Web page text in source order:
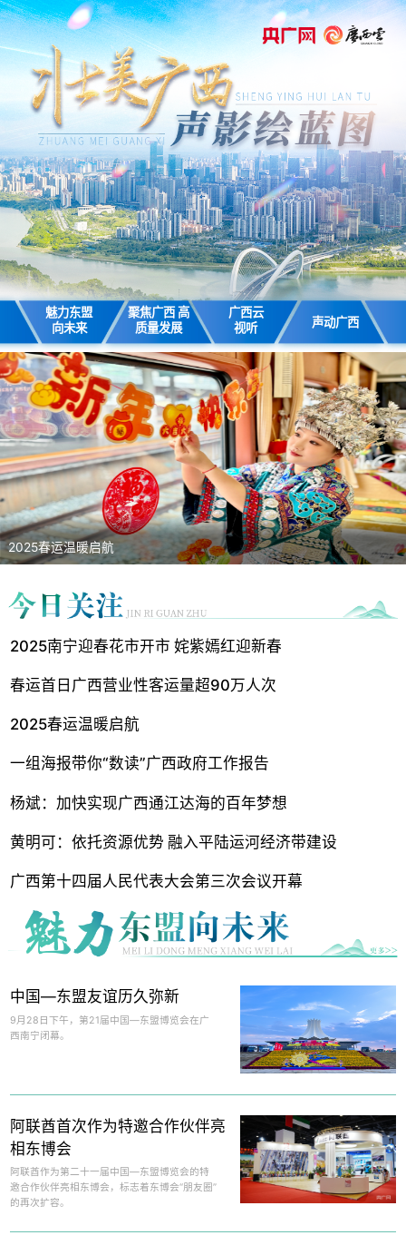
魅力东盟
向未来
聚焦广西 高
质量发展
广西云
视听
声动广西
2025春运温暖启航
2025南宁迎春花市开市 姹紫嫣红迎新春
春运首日广西营业性客运量超90万人次
2025春运温暖启航
一组海报带你“数读”广西政府工作报告
杨斌：加快实现广西通江达海的百年梦想
黄明可：依托资源优势 融入平陆运河经济带建设
广西第十四届人民代表大会第三次会议开幕
中国—东盟友谊历久弥新
9月28日下午，第21届中国—东盟博览会在广
西南宁闭幕。
阿联酋首次作为特邀合作伙伴亮
相东博会
阿联酋作为第二十一届中国—东盟博览会的特
邀合作伙伴亮相东博会，标志着东博会“朋友圈”
的再次扩容。